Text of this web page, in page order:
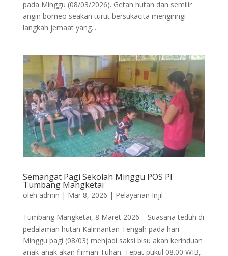
pada Minggu (08/03/2026). Getah hutan dan semilir
angin borneo seakan turut bersukacita mengiringi
langkah jemaat yang...
Semangat Pagi Sekolah Minggu POS PI
Tumbang Mangketai
oleh admin | Mar 8, 2026 | Pelayanan Injil
Tumbang Mangketai, 8 Maret 2026 – Suasana teduh di
pedalaman hutan Kalimantan Tengah pada hari
Minggu pagi (08/03) menjadi saksi bisu akan kerinduan
anak-anak akan firman Tuhan. Tepat pukul 08.00 WIB,